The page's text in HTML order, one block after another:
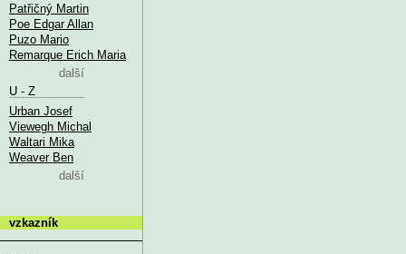
Patřičný Martin
Poe Edgar Allan
Puzo Mario
Remarque Erich Maria
další
U - Z
Urban Josef
Viewegh Michal
Waltari Mika
Weaver Ben
další
vzkazník